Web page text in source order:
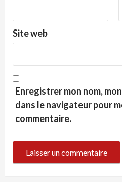
Site web
Enregistrer mon nom,
dans le navigateur pour
commentaire.